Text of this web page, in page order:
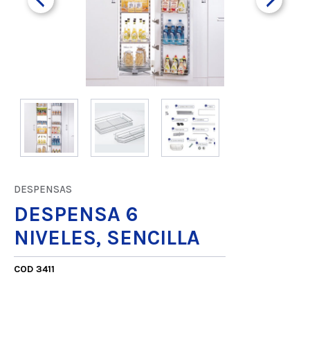
DESPENSAS
DESPENSA 6
NIVELES, SENCILLA
COD 3411